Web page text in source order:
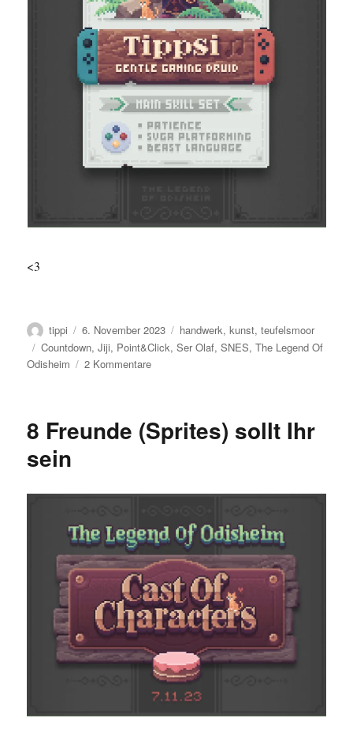
<3
Autor
tippi
Veröffentlicht
am
6. November 2023 Kategorien
handwerk,kunst,teufelsmoor
Schlagwörter
Countdown,Jiji, Point&Click,Ser Olaf,SNES,The Legend Of
Odisheim
2 Kommentarezu
8 Freunde (Sprites) sollt Ihr
sein